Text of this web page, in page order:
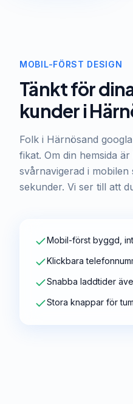
MOBIL-FÖRST DESIGN
Tänkt för
kunder i
Folk i Härnösand
fikat. Om din hemsida
svårnavigerad i mobilen
sekunder. Vi ser till att
Mobil-först byggd,
Klickbara
Snabba laddtider
Stora knappar för